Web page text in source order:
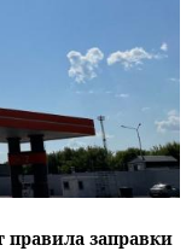
правила заправки